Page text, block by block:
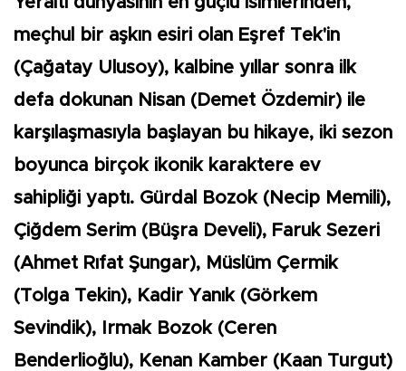
meçhul bir aşkın esiri olan Eşref Tek'in
(Çağatay Ulusoy), kalbine yıllar sonra ilk
defa dokunan Nisan (Demet Özdemir) ile
karşılaşmasıyla başlayan bu hikaye, iki sezon
boyunca birçok ikonik karaktere ev
sahipliği yaptı. Gürdal Bozok (Necip Memili),
Çiğdem Serim (Büşra Develi), Faruk Sezeri
(Ahmet Rıfat Şungar), Müslüm Çermik
(Tolga Tekin), Kadir Yanık (Görkem
Sevindik), Irmak Bozok (Ceren
Benderlioğlu), Kenan Kamber (Kaan Turgut)